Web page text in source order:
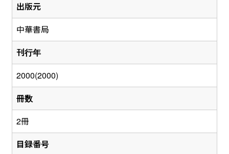
出版元
中華書局
刊行年
2000(2000)
冊数
2冊
目録番号